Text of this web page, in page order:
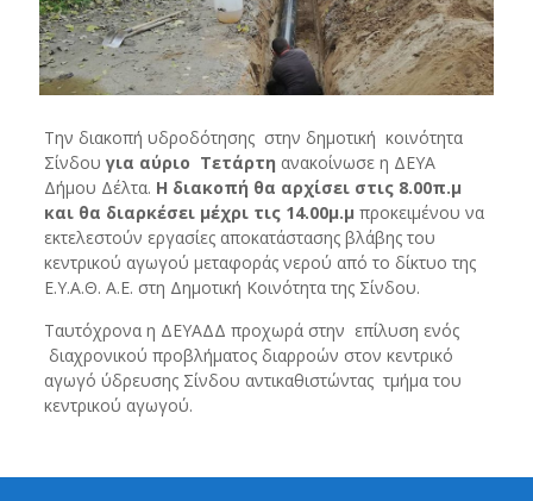
Την διακοπή υδροδότησης στην δημοτική κοινότητα
Σίνδου για αύριο Τετάρτη ανακοίνωσε η ΔΕΥΑ
Δήμου Δέλτα. Η διακοπή θα αρχίσει στις 8.00π.μ
και θα διαρκέσει μέχρι τις 14.00μ.μ προκειμένου να
εκτελεστούν εργασίες αποκατάστασης βλάβης του
κεντρικού αγωγού μεταφοράς νερού από το δίκτυο της
Ε.Υ.Α.Θ. Α.Ε. στη Δημοτική Κοινότητα της Σίνδου.
Ταυτόχρονα η ΔΕΥΑΔΔ προχωρά στην επίλυση ενός
διαχρονικού προβλήματος διαρροών στον κεντρικό
αγωγό ύδρευσης Σίνδου αντικαθιστώντας τμήμα του
κεντρικού αγωγού.